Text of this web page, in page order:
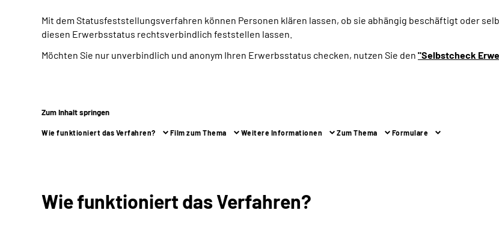
Mit dem Statusfeststellungsverfahren können Personen klären lassen, ob sie abhängig beschäftigt oder
diesen Erwerbsstatus rechtsverbindlich feststellen lassen.
Möchten Sie nur unverbindlich und anonym Ihren Erwerbsstatus checken, nutzen Sie den "Selbstcheck
Zum Inhalt springen
Wie funktioniert das Verfahren? Film zum Thema Weitere Informationen Zum Thema Formulare
Wie funktioniert das Verfahren?